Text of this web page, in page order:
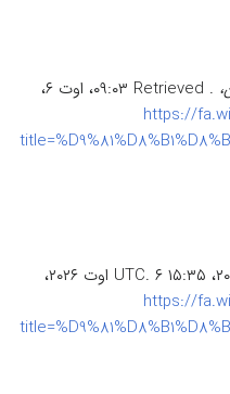
. Retrieved ‏۰۹:۰۳، اوت ۶،
https://
. ۱۶ دسامبر ۲۰۲۱، ‏۱۵:۳۵ UTC. ۶ اوت ۲۰۲۶،
https://